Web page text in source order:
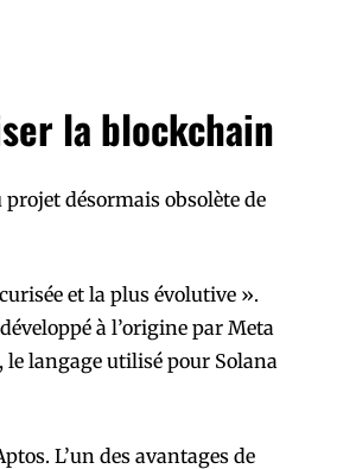
la blockchain
désormais obsolète de
et la plus évolutive ».
à l’origine par Meta
le langage utilisé pour Solana
L’un des avantages de